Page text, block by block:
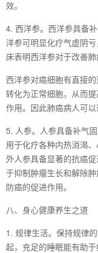
效。
4. 西洋参。西洋参具备
洋参可明显化疗气虚阴
床表明西洋参对于改善
西洋参对癌细胞有直接
转化为正常细胞，从而
作用。因此肺癌病人可以
5. 人参。人参具备补气
用于化疗各种内热消渴
外人参具备显著的抗癌
于抑制肿瘤生长和解除
防癌的促进作用。
八、身心健康养生之道
1. 规律生活。保持规律
起，充足的睡眠能有助